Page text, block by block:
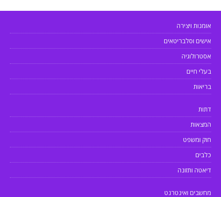
אומנות ויצירה
אישים וסלבריטאים
אסטרולוגיה
בעלי חיים
בריאות
דתות
המצאות
חוק ומשפט
כלבים
דיאטה ותזונה
מחשבים ואינטרנט